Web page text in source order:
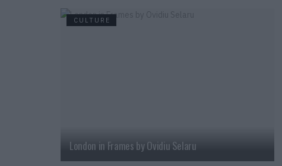
CULTURE
London in Frames by Ovidiu Selaru